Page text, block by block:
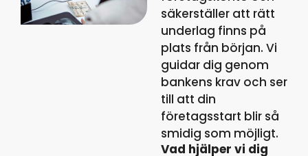
säkerställer att rätt
underlag finns på
plats från början. Vi
guidar dig genom
bankens krav och ser
till att din
företagsstart blir så
smidig som möjligt.
Vad hjälper vi dig